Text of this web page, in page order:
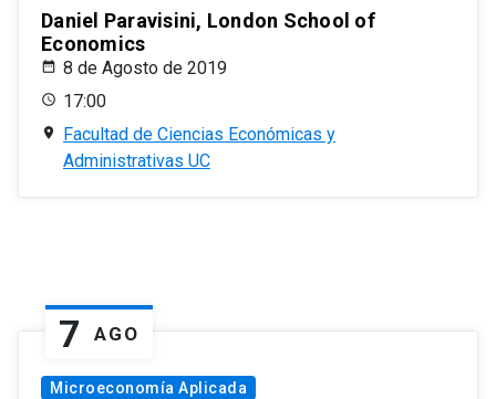
Daniel Paravisini, London School of
Economics
8 de Agosto de 2019
17:00
Facultad de Ciencias Económicas y
Administrativas UC
7 AGO
Microeconomía Aplicada